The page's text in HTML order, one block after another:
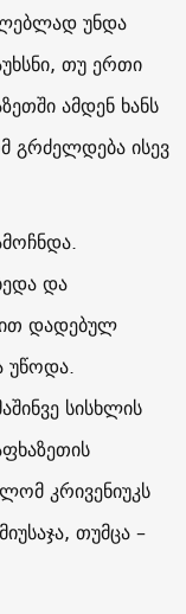
უნდა
თუ ერთი
ამდენ ხანს
გრძელდება ისევ
და
დადებულ
უწოდა.
სისხლის
კრივენიუკს
თუმცა –